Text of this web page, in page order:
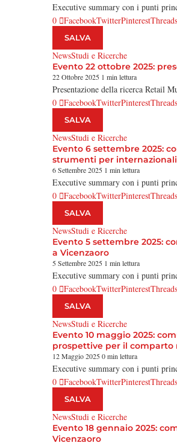
Executive summary con i punti
0
FacebookTwitterPinterestThreads
SALVA
NewsStudi e Ricerche
Evento 22 ottobre 2025:
22 Ottobre 2025 1 min lettura
Presentazione della ricerca Retail
0
FacebookTwitterPinterestThreads
SALVA
NewsStudi e Ricerche
Evento 6 settembre 2025:
strumenti per
6 Settembre 2025 1 min lettura
Executive summary con i punti
0
FacebookTwitterPinterestThreads
SALVA
NewsStudi e Ricerche
Evento 5 settembre 2025:
a Vicenzaoro
5 Settembre 2025 1 min lettura
Executive summary con i punti
0
FacebookTwitterPinterestThreads
SALVA
NewsStudi e Ricerche
Evento 10 maggio 2025:
prospettive per il comparto
12 Maggio 20250 min lettura
Executive summary con i punti
0
FacebookTwitterPinterestThreads
SALVA
NewsStudi e Ricerche
Evento 18 gennaio 2025:
Vicenzaoro